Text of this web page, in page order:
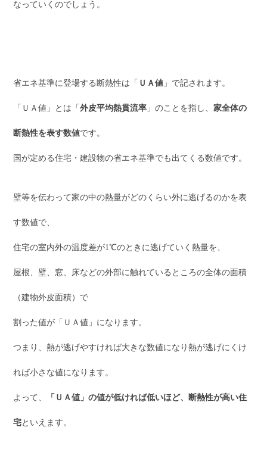
なっていくのでしょう。
省エネ基準に登場する断熱性は「 ＵＡ値 」で記されます。
「ＵＡ値」とは「外皮平均熱貫流率 」のことを指し、家全体の
断熱性を表す数値です。
国が定める住宅・建設物の省エネ基準でも出てくる数値です。
壁等を伝わって家の中の熱量がどのくらい外に逃げるのかを表
す数値で、
住宅の室内外の温度差が1℃のときに逃げていく熱量を、
屋根、壁、窓、床などの外部に触れているところの全体の面積
（建物外皮面積）で
割った値が「ＵＡ値」になります。
つまり、熱が逃げやすければ大きな数値になり熱が逃げにくけ
れば小さな値になります。
よって、 「ＵＡ値」の値が低ければ低いほど、断熱性が高い住
宅といえます。